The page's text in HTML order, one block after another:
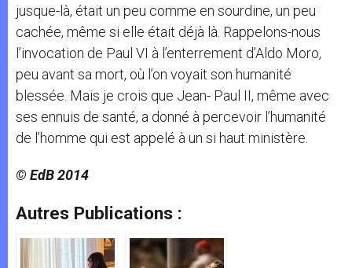
jusque-là, était un peu comme en sourdine, un peu
cachée, même si elle était déjà là. Rappelons-nous
l’invocation de Paul VI à l’enterrement d’Aldo Moro,
peu avant sa mort, où l’on voyait son humanité
blessée. Mais je crois que Jean- Paul II, même avec
ses ennuis de santé, a donné à percevoir l’humanité
de l’homme qui est appelé à un si haut ministère.
© EdB 2014
Autres Publications :